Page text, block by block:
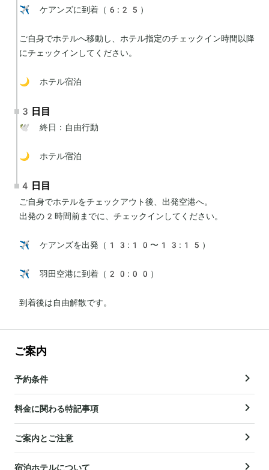
✈️ ケアンズに到着（6:25）
ご自身でホテルへ移動し、ホテル指定のチェックイン時間以降
にチェックインしてください。
🌙 ホテル宿泊
3日目
🕊 終日：自由行動
🌙 ホテル宿泊
4日目
ご自身でホテルをチェックアウト後、出発空港へ。
出発の2時間前までに、チェックインしてください。
✈️ ケアンズを出発（13:10〜13:15）
✈️ 羽田空港に到着（20:00）
到着後は自由解散です。
ご案内
予約条件
料金に関わる特記事項
ご案内とご注意
宿泊ホテルについて